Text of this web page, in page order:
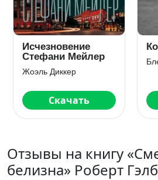
Когда она ушла
Блейк Пирс
Скачать
Отзывы на книгу
белизна» Роберт